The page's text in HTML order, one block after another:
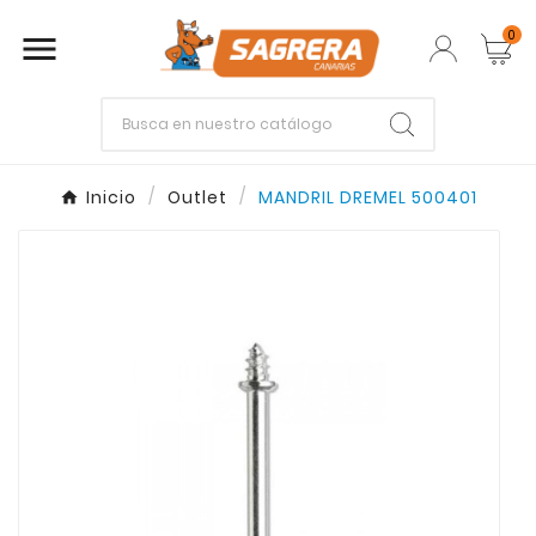
 0
Inicio Outlet MANDRIL DREMEL 500401